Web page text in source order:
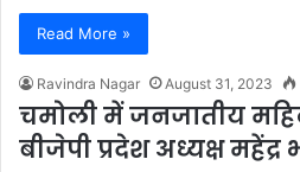
Read More »
Ravindra Nagar August 31, 2023
चमोली में जनजातीय
बीजेपी प्रदेश अध्यक्ष महेंद्र